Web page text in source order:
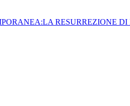
RESURREZIONE